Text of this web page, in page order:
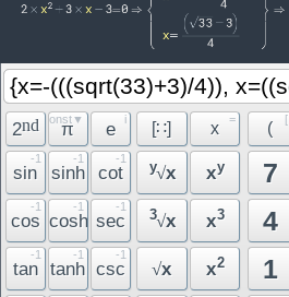
2nd π
const▼ e i [∷] x = ( [
sin
-1
sinh
-1
cot
-1 y√x xy 7
cos
-1
cosh
-1
sec
-1 3√x x3 4
tan
-1
tanh
-1
csc
-1
√x x2 1